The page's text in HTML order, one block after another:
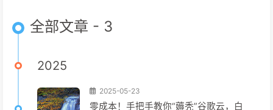
全部文章 - 3
2025
2025-05-23
零成本！手把手教你“薅秃”谷歌云，白